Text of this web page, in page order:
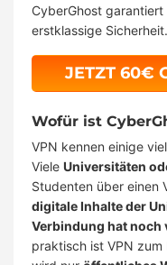
CyberGhost
erstklassige Sicherheit.
JETZT 60€
Wofür ist
VPN kennen einige
Viele Universitäten
Studenten über einen
digitale Inhalte der
Verbindung hat noch
praktisch ist VPN zum